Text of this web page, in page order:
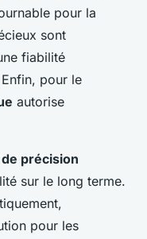
pour la
sont
fiabilité
pour le
autorise
précision
sur le long terme.
pour les